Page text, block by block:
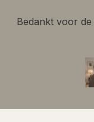
Bedankt voor